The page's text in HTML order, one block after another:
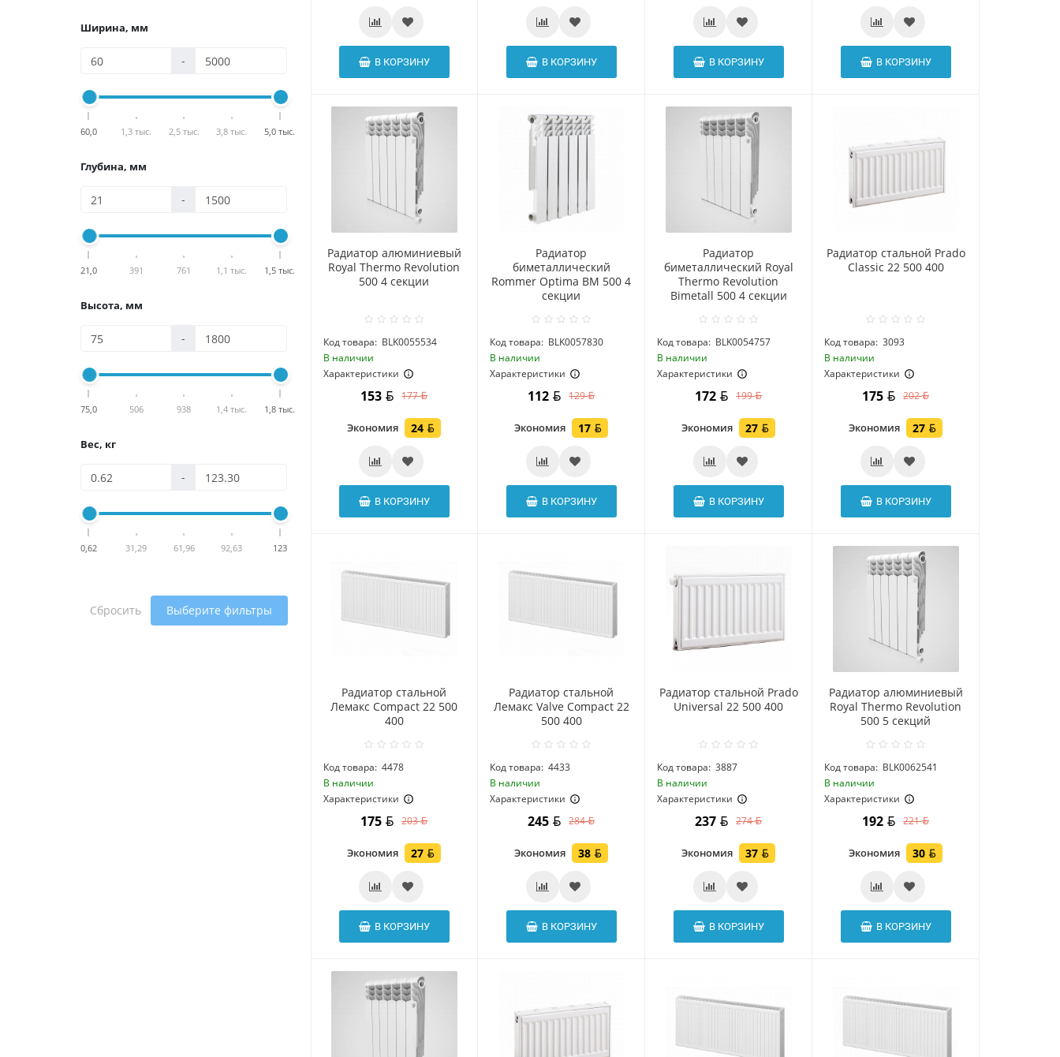
Ширина, мм
-
60,0 1,3 тыс. 2,5 тыс. 3,8 тыс. 5,0 тыс.
Глубина, мм
-
21,0 391 761 1,1 тыс. 1,5 тыс.
Высота, мм
-
75,0 506 938 1,4 тыс. 1,8 тыс.
Вес, кг
-
0,62 31,29 61,96 92,63 123
Сбросить Выберите фильтры
В КОРЗИНУ В КОРЗИНУ В КОРЗИНУ В КОРЗИНУ
Радиатор алюминиевый
Royal Thermo Revolution
500 4 секции
Код товара: BLK0055534
В наличии
Характеристики
153 177
Экономия 24
В КОРЗИНУ
Радиатор
биметаллический
Rommer Optima BM 500 4
секции
Код товара: BLK0057830
В наличии
Характеристики
112 129
Экономия 17
В КОРЗИНУ
Радиатор
биметаллический Royal
Thermo Revolution
Bimetall 500 4 секции
Код товара: BLK0054757
В наличии
Характеристики
172 199
Экономия 27
В КОРЗИНУ
Радиатор стальной Prado
Classic 22 500 400
Код товара: 3093
В наличии
Характеристики
175 202
Экономия 27
В КОРЗИНУ
Радиатор стальной
Лемакс Compact 22 500
400
Код товара: 4478
В наличии
Характеристики
175 203
Экономия 27
В КОРЗИНУ
Радиатор стальной
Лемакс Valve Compact 22
500 400
Код товара: 4433
В наличии
Характеристики
245 284
Экономия 38
В КОРЗИНУ
Радиатор стальной Prado
Universal 22 500 400
Код товара: 3887
В наличии
Характеристики
237 274
Экономия 37
В КОРЗИНУ
Радиатор алюминиевый
Royal Thermo Revolution
500 5 секций
Код товара: BLK0062541
В наличии
Характеристики
192 221
Экономия 30
В КОРЗИНУ